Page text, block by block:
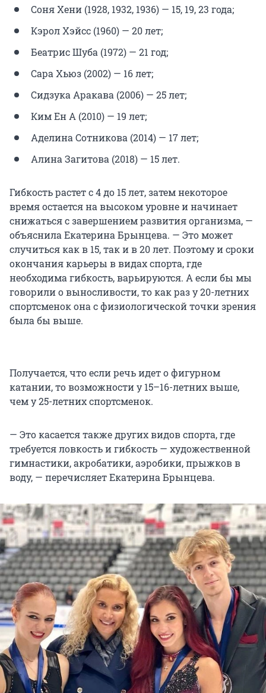
Соня Хени (1928, 1932, 1936) — 15, 19, 23 года;
Кэрол Хэйсс (1960) — 20 лет;
Беатрис Шуба (1972) — 21 год;
Сара Хьюз (2002) — 16 лет;
Сидзука Аракава (2006) — 25 лет;
Ким Ен А (2010) — 19 лет;
Аделина Сотникова (2014) — 17 лет;
Алина Загитова (2018) — 15 лет.
Гибкость растет с 4 до 15 лет, затем некоторое
время остается на высоком уровне и начинает
снижаться с завершением развития организма, —
объяснила Екатерина Брынцева. — Это может
случиться как в 15, так и в 20 лет. Поэтому и сроки
окончания карьеры в видах спорта, где
необходима гибкость, варьируются. А если бы мы
говорили о выносливости, то как раз у 20-летних
спортсменок она с физиологической точки зрения
была бы выше.
Получается, что если речь идет о фигурном
катании, то возможности у 15–16-летних выше,
чем у 25-летних спортсменок.
— Это касается также других видов спорта, где
требуется ловкость и гибкость — художественной
гимнастики, акробатики, аэробики, прыжков в
воду, — перечисляет Екатерина Брынцева.